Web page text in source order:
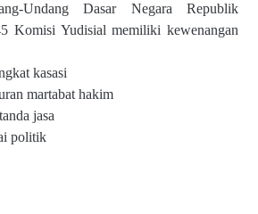
Undang Dasar Negara Republik
Komisi Yudisial memiliki kewenangan
kasasi
martabat hakim
jasa
politik